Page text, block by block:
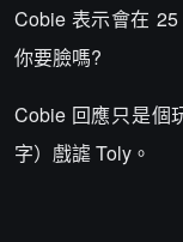
Cobie 表示會在
你要臉嗎?
Cobie 回應只是個
字）戲謔 Toly。